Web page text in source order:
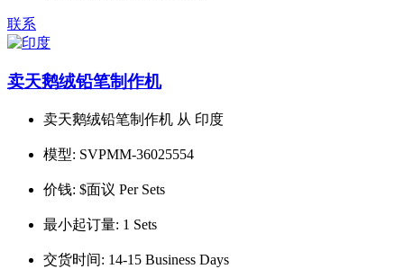
联系
卖天鹅绒铅笔制作机
卖天鹅绒铅笔制作机 从 印度
模型: SVPMM-36025554
价钱: $面议 Per Sets
最小起订量: 1 Sets
交货时间: 14-15 Business Days